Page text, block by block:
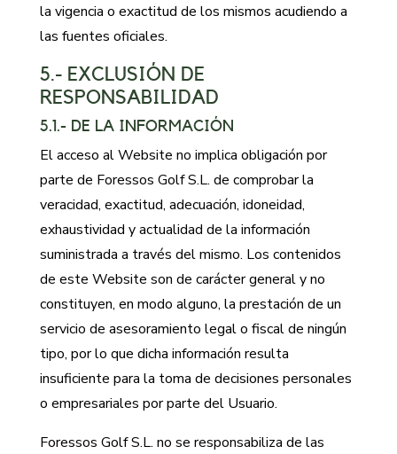
la vigencia o exactitud de los mismos acudiendo a
las fuentes oficiales.
5.- EXCLUSIÓN DE
RESPONSABILIDAD
5.1.- DE LA INFORMACIÓN
El acceso al Website no implica obligación por
parte de Foressos Golf S.L. de comprobar la
veracidad, exactitud, adecuación, idoneidad,
exhaustividad y actualidad de la información
suministrada a través del mismo. Los contenidos
de este Website son de carácter general y no
constituyen, en modo alguno, la prestación de un
servicio de asesoramiento legal o fiscal de ningún
tipo, por lo que dicha información resulta
insuficiente para la toma de decisiones personales
o empresariales por parte del Usuario.
Foressos Golf S.L. no se responsabiliza de las